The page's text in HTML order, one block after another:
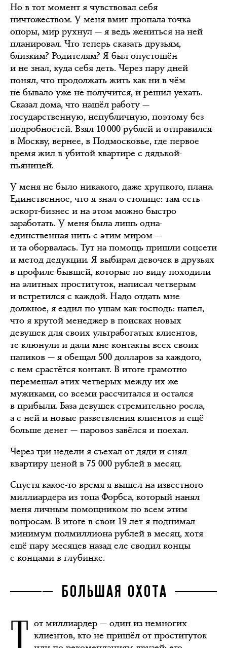
Но в тот момент я чувствовал себя
ничтожеством. У меня вмиг пропала точка
опоры, мир рухнул — я ведь жениться на ней
планировал. Что теперь сказать друзьям,
близким? Родителям? Я был опустошён
и не знал, куда себя деть. Через пару дней
понял, что продолжать жить как ни в чём
не бывало уже не получится, и решил уехать.
Сказал дома, что нашёл работу —
государственную, непубличную, поэтому без
подробностей. Взял 10 000 рублей и отправился
в Москву, вернее, в Подмосковье, где первое
время жил в убитой квартире с дядькой-
пьяницей.
У меня не было никакого, даже хрупкого, плана.
Единственное, что я знал о столице: там есть
эскорт-бизнес и на этом можно быстро
заработать. У меня была лишь одна-
единственная нить с этим миром —
и та оборвалась. Тут на помощь пришли соцсети
и метод дедукции. Я выбирал девочек в друзьях
в профиле бывшей, которые по виду походили
на элитных проституток, написал четверым
и встретился с каждой. Надо отдать мне
должное, я ездил по ушам как господь: напел,
что я крутой менеджер в поисках новых
девушек для своих ультрабогатых клиентов,
те клюнули и дали мне контакты всех своих
папиков — я обещал 500 долларов за каждого,
с кем срастётся контакт. В итоге грамотно
перемешал этих четверых между их же
мужиками, со всеми рассчитался и остался
в прибыли. База девушек стремительно росла,
а с ней и новые разветвления клиентов и ещё
больше денег — паровоз завёлся и поехал.
Через три недели я съехал от дяди и снял
квартиру ценой в 75 000 рублей в месяц.
Спустя какое-то время я вышел на известного
миллиардера из топа Форбса, который нанял
меня личным помощником по всем этим
вопросам. В итоге в свои 19 лет я поднимал
минимум полмиллиона рублей в месяц, хотя
ещё пару месяцев назад еле сводил концы
с концами в глубинке.
БОЛЬШАЯ ОХОТА
от миллиардер — один из немногих
клиентов, кто не пришёл от проституток